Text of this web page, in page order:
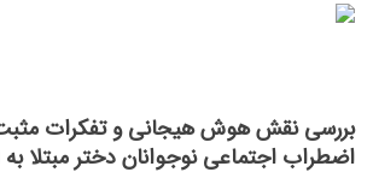
بررسی نقش هوش هیجانی و تفکرات مثبت
اضطراب اجتماعی نوجوانان دختر مبتلا به